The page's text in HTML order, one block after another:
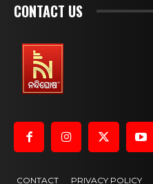
CONTACT US
CONTACT PRIVACY POLICY